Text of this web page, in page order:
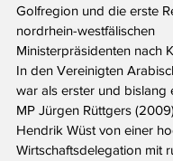
Golfregion und die erste
nordrhein-westfälischen
Ministerpräsidenten nach
In den Vereinigten
war als erster und bislang
MP Jürgen Rüttgers
Hendrik Wüst von einer
Wirtschaftsdelegation mit